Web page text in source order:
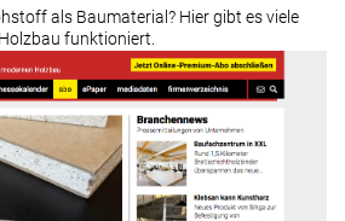
als Baumaterial? Hier gibt es viele
funktioniert.